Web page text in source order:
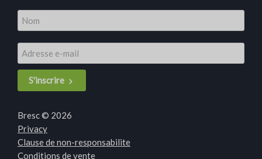
S'inscrire
Bresc © 2026
Privacy
Clause de non-responsabilite
Conditions de vente